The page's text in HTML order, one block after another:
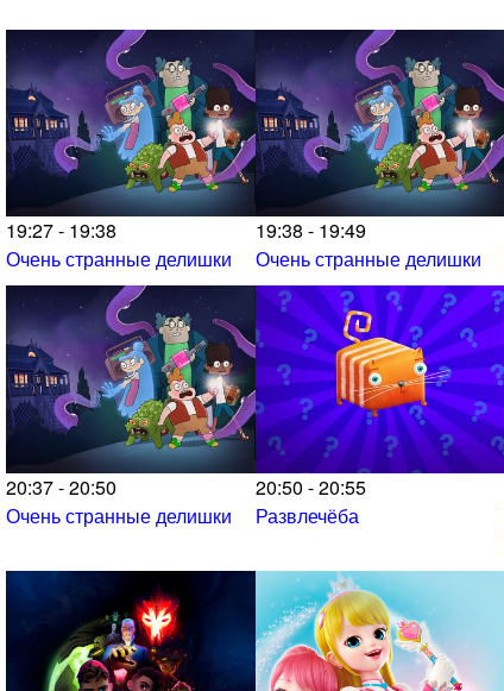
19:27 - 19:38
Очень странные делишки
19:38 - 19:49
Очень странные делишки
20:37 - 20:50
Очень странные делишки
20:50 - 20:55
Развлечёба